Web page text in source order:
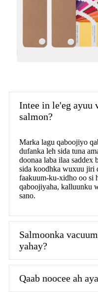
Intee in le'eg ayuu
salmon?
Marka lagu qaboojiyo
dufanka leh sida tuna
doonaa laba ilaa saddex
sida koodhka wuxuu jiri
faakuum-ku-xidho oo si
qaboojiyaha, kalluunku
sano.
Salmoonka
yahay?
Qaab noocee ah